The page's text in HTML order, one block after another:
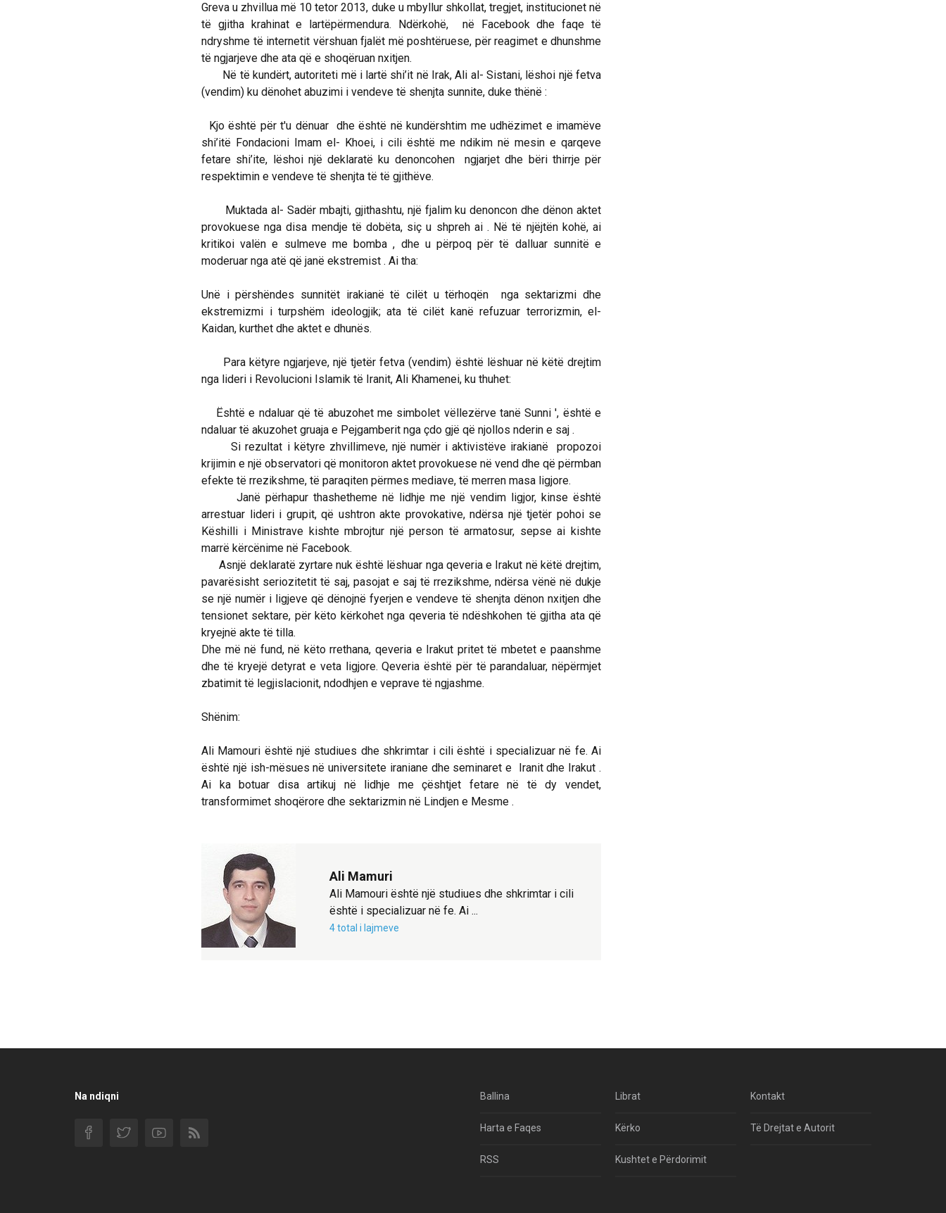
Greva u zhvillua më 10 tetor 2013, duke u mbyllur shkollat, tregjet, institucionet në
të gjitha krahinat e lartëpërmendura. Ndërkohë, në Facebook dhe faqe të
ndryshme të internetit vërshuan fjalët më poshtëruese, për reagimet e dhunshme
të ngjarjeve dhe ata që e shoqëruan nxitjen.
Në të kundërt, autoriteti më i lartë shi’it në Irak, Ali al- Sistani, lëshoi një fetva
(vendim) ku dënohet abuzimi i vendeve të shenjta sunnite, duke thënë :
Kjo është për t'u dënuar dhe është në kundërshtim me udhëzimet e imamëve
shi’itë Fondacioni Imam el- Khoei, i cili është me ndikim në mesin e qarqeve
fetare shi’ite, lëshoi një deklaratë ku denoncohen ngjarjet dhe bëri thirrje për
respektimin e vendeve të shenjta të të gjithëve.
Muktada al- Sadër mbajti, gjithashtu, një fjalim ku denoncon dhe dënon aktet
provokuese nga disa mendje të dobëta, siç u shpreh ai . Në të njëjtën kohë, ai
kritikoi valën e sulmeve me bomba , dhe u përpoq për të dalluar sunnitë e
moderuar nga atë që janë ekstremist . Ai tha:
Unë i përshëndes sunnitët irakianë të cilët u tërhoqën nga sektarizmi dhe
ekstremizmi i turpshëm ideologjik; ata të cilët kanë refuzuar terrorizmin, el-
Kaidan, kurthet dhe aktet e dhunës.
Para këtyre ngjarjeve, një tjetër fetva (vendim) është lëshuar në këtë drejtim
nga lideri i Revolucioni Islamik të Iranit, Ali Khamenei, ku thuhet:
Është e ndaluar që të abuzohet me simbolet vëllezërve tanë Sunni ', është e
ndaluar të akuzohet gruaja e Pejgamberit nga çdo gjë që njollos nderin e saj .
Si rezultat i këtyre zhvillimeve, një numër i aktivistëve irakianë propozoi
krijimin e një observatori që monitoron aktet provokuese në vend dhe që përmban
efekte të rrezikshme, të paraqiten përmes mediave, të merren masa ligjore.
Janë përhapur thashetheme në lidhje me një vendim ligjor, kinse është
arrestuar lideri i grupit, që ushtron akte provokative, ndërsa një tjetër pohoi se
Këshilli i Ministrave kishte mbrojtur një person të armatosur, sepse ai kishte
marrë kërcënime në Facebook.
Asnjë deklaratë zyrtare nuk është lëshuar nga qeveria e Irakut në këtë drejtim,
pavarësisht seriozitetit të saj, pasojat e saj të rrezikshme, ndërsa vënë në dukje
se një numër i ligjeve që dënojnë fyerjen e vendeve të shenjta dënon nxitjen dhe
tensionet sektare, për këto kërkohet nga qeveria të ndëshkohen të gjitha ata që
kryejnë akte të tilla.
Dhe më në fund, në këto rrethana, qeveria e Irakut pritet të mbetet e paanshme
dhe të kryejë detyrat e veta ligjore. Qeveria është për të parandaluar, nëpërmjet
zbatimit të legjislacionit, ndodhjen e veprave të ngjashme.
Shënim:
Ali Mamouri është një studiues dhe shkrimtar i cili është i specializuar në fe. Ai
është një ish-mësues në universitete iraniane dhe seminaret e Iranit dhe Irakut .
Ai ka botuar disa artikuj në lidhje me çështjet fetare në të dy vendet,
transformimet shoqërore dhe sektarizmin në Lindjen e Mesme .
Ali Mamuri
Ali Mamouri është një studiues dhe shkrimtar i cili
është i specializuar në fe. Ai ...
4 total i lajmeve
Na ndiqni Ballina
Harta e Faqes
RSS
Librat
Kërko
Kushtet e Përdorimit
Kontakt
Të Drejtat e Autorit